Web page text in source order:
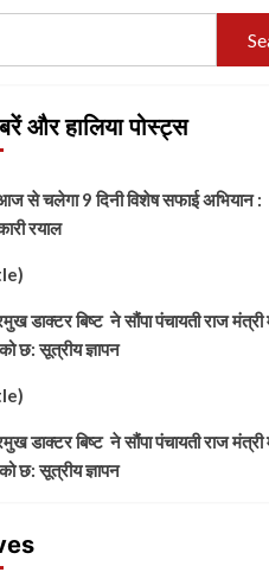
और हालिया पोस्ट्स
से चलेगा 9 दिनी विशेष सफाई अभियान :
रयाल
डाक्टर बिष्ट ने सौंपा पंचायती राज
छ: सूत्रीय ज्ञापन
डाक्टर बिष्ट ने सौंपा पंचायती राज
छ: सूत्रीय ज्ञापन